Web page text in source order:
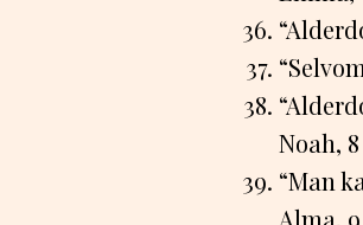
Noah,
“Man
Alma,